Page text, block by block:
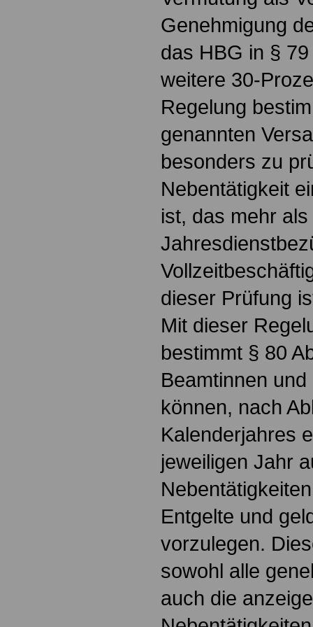
Genehmigung
das HBG in §
weitere 30-
Regelung
genannten
besonders zu
Nebentätigkeit
ist, das mehr
dieser Prüfung
Mit dieser
bestimmt § 80
Beamtinnen
können, nach
Kalenderjahres
jeweiligen Jahr
Entgelte und
vorzulegen.
sowohl alle
auch die